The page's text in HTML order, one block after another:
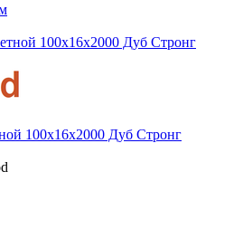
100x16х2000 Дуб Стронг